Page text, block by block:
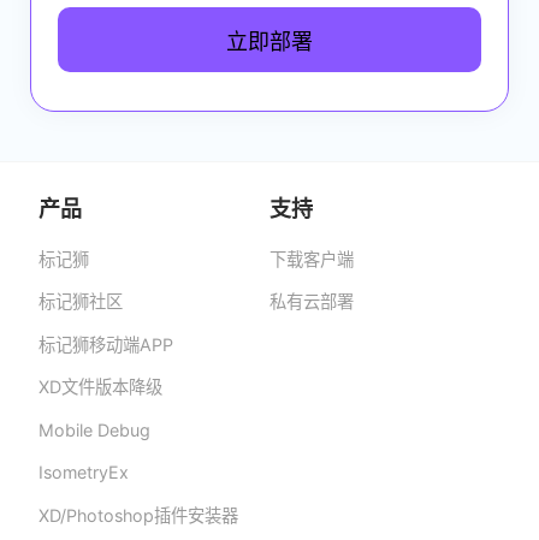
演
立即部署
标记狮私有云-部署在企业私有服务器的快捷高
效设计协作平台,助力团队提升协作效率、保障产
品数据安全与私密。
产品
标记狮
标记狮社区
标记狮移动端APP
XD文件版本降级
Mobile Debug
IsometryEx
XD/Photoshop插件安装器
支持
下载客户端
私有云部署